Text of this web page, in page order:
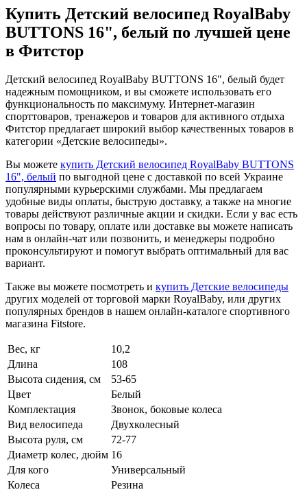
Купить Детский велосипед RoyalBaby
BUTTONS 16", белый по лучшей цене
в Фитстор
Детский велосипед RoyalBaby BUTTONS 16", белый будет
надежным помощником, и вы сможете использовать его
функциональность по максимуму. Интернет-магазин
спорттоваров, тренажеров и товаров для активного отдыха
Фитстор предлагает широкий выбор качественных товаров в
категории «Детские велосипеды».
Вы можете купить Детский велосипед RoyalBaby BUTTONS
16", белый по выгодной цене с доставкой по всей Украине
популярными курьерскими службами. Мы предлагаем
удобные виды оплаты, быструю доставку, а также на многие
товары действуют различные акции и скидки. Если у вас есть
вопросы по товару, оплате или доставке вы можете написать
нам в онлайн-чат или позвонить, и менеджеры подробно
проконсультируют и помогут выбрать оптимальный для вас
вариант.
Также вы можете посмотреть и купить Детские велосипеды
других моделей от торговой марки RoyalBaby, или других
популярных брендов в нашем онлайн-каталоге спортивного
магазина Fitstore.
Вес, кг
10,2
Длина
108
Высота сидения, см
53-65
Цвет
Белый
Комплектация
Звонок, боковые колеса
Вид велосипеда
Двухколесный
Высота руля, см
72-77
Диаметр колес, дюйм 16
Для кого
Универсальный
Колеса
Резина